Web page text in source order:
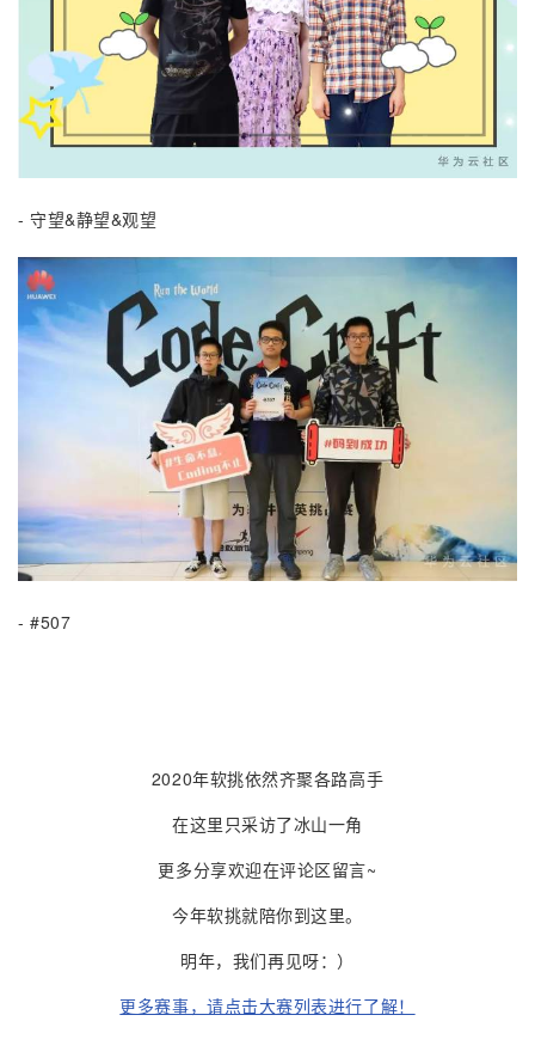
- 守望&静望&观望
- #507
2020年软挑依然齐聚各路高手
在这里只采访了冰山一角
更多分享欢迎在评论区留言~
今年软挑就陪你到这里。
明年，我们再见呀：）
更多赛事，请点击大赛列表进行了解！